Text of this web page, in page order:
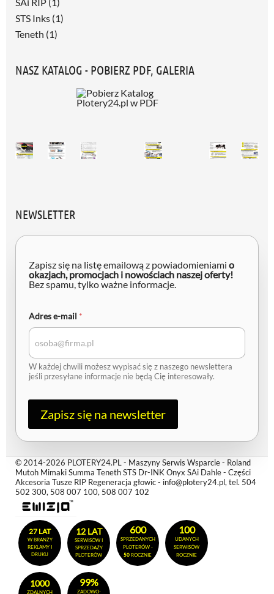
STS Inks (1)
Teneth (1)
NASZ KATALOG - POBIERZ PDF, GALERIA
NEWSLETTER
d
r
e
d
e
-
m
i
Zapisz się na listę emailową z powiadomieniami o
okazjach, promocjach i nowościach naszej oferty!
Bez spamu, tylko ważne informacje.
Adres e-mail *
W każdej chwili możesz wypisać się z naszego newslettera
jeśli przesyłane informacje nie będą Cię interesowały.
Zapisz się na newsletter
© 2014-2026 PLOTERY24.PL - Maszyny Serwis Wsparcie - Roland
Mutoh Mimaki Summa Teneth STS Dr-INK Onyx SAi Dahle - Części
Akcesoria Tusze RIP Regeneracja głowic - info@plotery24.pl, tel. 504
502 300, 508 007 100, 508 007 102
27 LAT
W BRANŻY
REKLAMY I
DRUKU
12 LAT
SERWISÓW I
SPRZEDAŻY
PLOTERÓW
600
SPRZEDANYCH
PLOTERÓW -
50 ROCZNIE
100
UDANYCH
SERWISÓW
ROCZNIE
1000
ZDALNYCH
99%
ZADOWO-